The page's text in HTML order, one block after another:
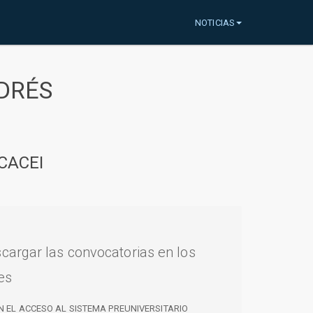
NOTICIAS
las convocatorias en los
EL ACCESO AL SISTEMA PREUNIVERSITARIO